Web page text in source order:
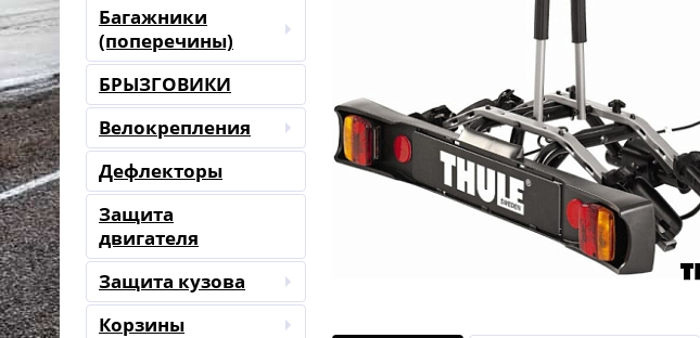
Багажники
(поперечины)
БРЫЗГОВИКИ
Велокрепления
Дефлекторы
Защита
двигателя
Защита кузова
Корзины